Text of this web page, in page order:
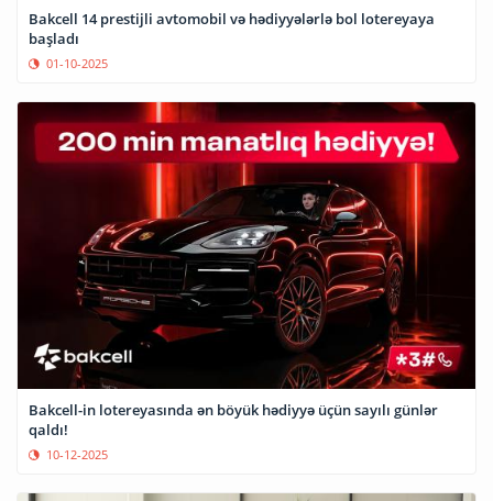
Bakcell 14 prestijli avtomobil və hədiyyələrlə bol lotereyaya
başladı
01-10-2025
Bakcell-in lotereyasında ən böyük hədiyyə üçün sayılı günlər
qaldı!
10-12-2025